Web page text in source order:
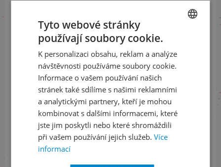
Sledujte nás na sociálních sítích
LinkedInflickr
Informace o stavu objednávek
+420 461 049 232
Informace o programu
ENGLISH
Tyto webové stránky
používají soubory cookie.
K personalizaci obsahu, reklam a analýze
návštěvnosti používáme soubory cookie.
Informace o vašem používání našich
stránek také sdílíme s našimi reklamními
a analytickými partnery, kteří je mohou
kombinovat s dalšími informacemi, které
jste jim poskytli nebo které shromáždili
při vašem používání jejich služeb. Více
informací